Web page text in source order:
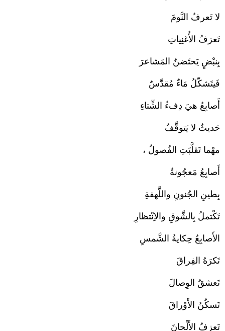
لا تَعرفُ النَّومَ
تَعزفُ الأُغنِياتِ
بِنبْضٍ يَحتَضنُ المَشاعرَ
فَيتَشكّلُ مَاءٌ مُقدَّسٌ
أَصابِعُ هيَ دِفءُ الشِّتاءِ
حَديثٌ لا يَتوقَّفُ
مهْما تَقلَّبَتِ الفُصولُ ،
أَصابِعُ مَعجُونةٌ
بِطينِ الجُنونِ واللَّهفةِ
تَكْتملُ بِالشَّوقِ والاِنْتظارِ
الأَصابِعُ حِكايةُ الشَّمسِ
تَكرَهُ الفِراقَ
تَعشقُ الوِصالَ
تَسكُنُ الأَوْراقَ
تَعزِفُ الأَلْحانَ